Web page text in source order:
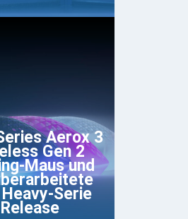
Aerox 3
Gen 2
Maus und
Serie
Release